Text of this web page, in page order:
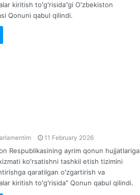
kiritish toʻgʻrisida”gi Oʻzbekiston
Qonuni qabul qilindi.
11 February 2026
Respublikasining ayrim qonun hujjatlariga
koʻrsatishni tashkil etish tizimini
qaratilgan oʻzgartirish va
kiritish toʻgʻrisida" Qonun qabul qilindi.